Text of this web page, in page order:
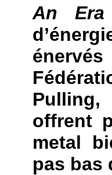
An
offrent
metal
pas bas